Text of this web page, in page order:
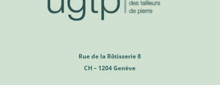
Rue de la Rôtisserie 8
CH – 1204 Genève